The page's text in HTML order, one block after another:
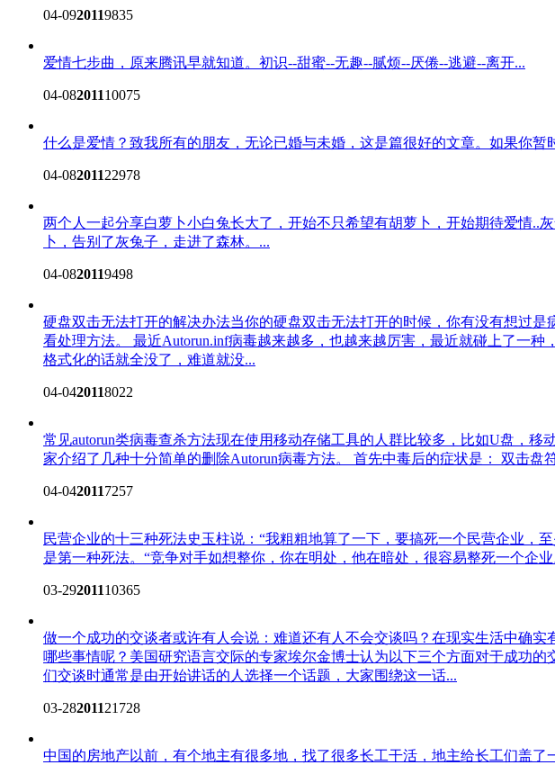
04-0920119835
爱情七步曲，原来腾讯早就知道。 初识--甜蜜--无趣--腻烦--厌倦--逃避--离开...
04-08201110075
什么是爱情？ 致我所有的朋友，无论已婚与未婚，这是篇很好的文章。如果你
04-08201122978
两个人一起分享白萝卜小白兔长大了，开始不只希望有胡萝卜，开始期待爱情..
卜，告别了灰兔子，走进了森林。...
04-0820119498
硬盘双击无法打开的解决办法当你的硬盘双击无法打开的时候，你有没有想过
看处理方法。 最近Autorun.inf病毒越来越多，也越来越厉害，最近就碰上了一
格式化的话就全没了，难道就没...
04-0420118022
常见autorun类病毒查杀方法现在使用移动存储工具的人群比较多，比如U盘，移
家介绍了几种十分简单的删除Autorun病毒方法。 首先中毒后的症状是： 双击
04-0420117257
民营企业的十三种死法史玉柱说：“我粗粗地算了一下，要搞死一个民营企业，
是第一种死法。“竞争对手如想整你，你在明处，他在暗处，很容易整死一个企
03-29201110365
做一个成功的交谈者或许有人会说：难道还有人不会交谈吗？在现实生活中确
哪些事情呢？美国研究语言交际的专家埃尔金博士认为以下三个方面对于成功
们交谈时通常是由开始讲话的人选择一个话题，大家围绕这一话...
03-28201121728
中国的房地产以前，有个地主有很多地，找了很多长工干活，地主给长工们盖